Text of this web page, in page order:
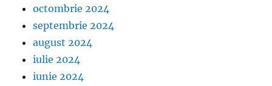
octombrie 2024
septembrie 2024
august 2024
iulie 2024
iunie 2024